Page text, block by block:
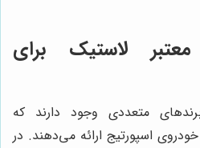
لاستیک برای
متعددی وجود دارند که
اسپورتیج ارائه می‌دهند. در